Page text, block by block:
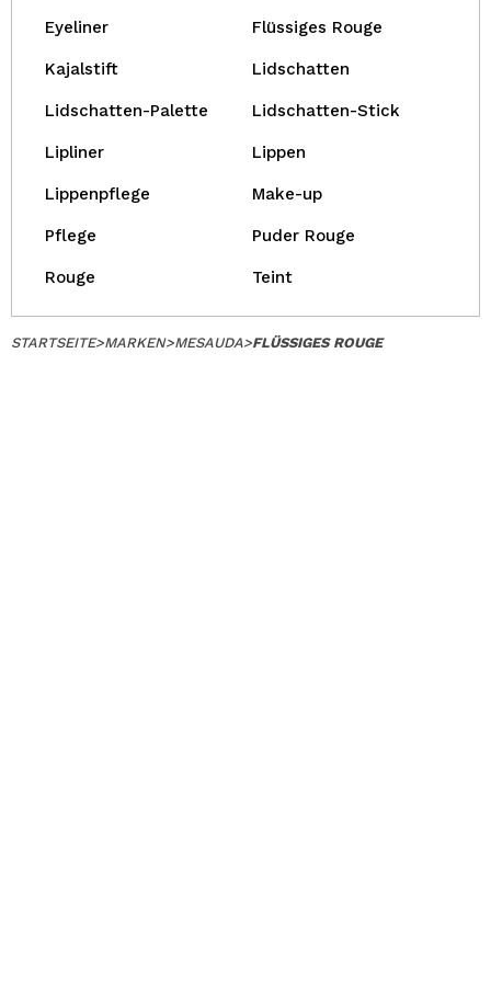
Eyeliner Flüssiges Rouge
Kajalstift Lidschatten
Lidschatten-Palette Lidschatten-Stick
Lipliner Lippen
Lippenpflege Make-up
Pflege Puder Rouge
Rouge Teint
STARTSEITE>MARKEN>MESAUDA>FLÜSSIGES ROUGE